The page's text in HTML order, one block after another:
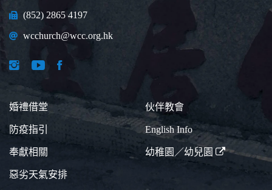
(852) 2865 4197
wcchurch@wcc.org.hk
婚禮借堂
防疫指引
奉獻相關
惡劣天氣安排
伙伴教會
English Info
幼稚園／幼兒園